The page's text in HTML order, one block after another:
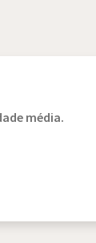
média.